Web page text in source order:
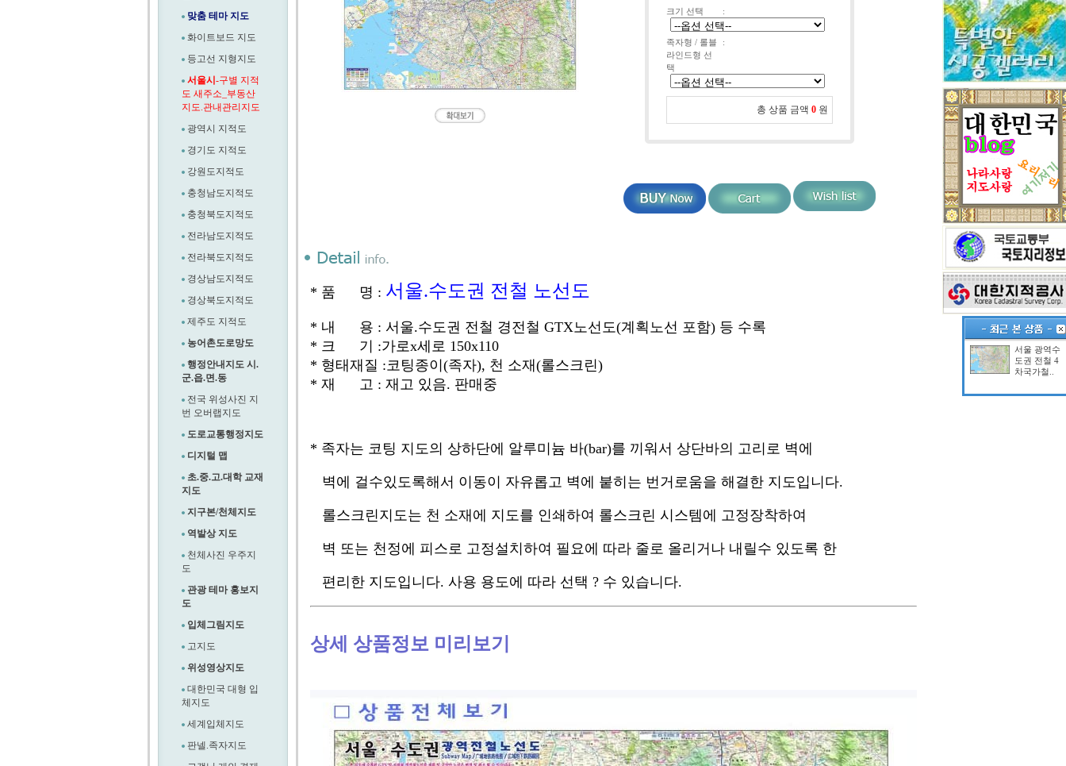
맞춤 테마 지도
화이트보드 지도
등고선 지형지도
서울시 -구별 지적
도 새주소_부동산
지도.관내관리지도
광역시 지적도
경기도 지적도
강원도지적도
충청남도지적도
충청북도지적도
전라남도지적도
전라북도지적도
경상남도지적도
경상북도지적도
제주도 지적도
농어촌도로망도
행정안내지도 시.
군.읍.면.동
전국 위성사진 지
번 오버랩지도
도로교통행정지도
디지털 맵
초.중.고.대학 교재
지도
지구본/천체지도
역발상 지도
천체사진 우주지
도
관광 테마 홍보지
도
입체그림지도
고지도
위성영상지도
대한민국 대형 입
체지도
세계입체지도
판넬.족자지도
크기 선택 :
족자형 / 롤블
라인드형 선
택
:
총 상품 금액 0 원
* 품 명 : 서울.수도권 전철 노선도
* 내 용 : 서울.수도권 전철 경전철 GTX노선도(계획노선 포함) 등 수록
* 크 기 :가로x세로 150x110
* 형태재질 :코팅종이(족자), 천 소재(롤스크린)
* 재 고 : 재고 있음. 판매중
* 족자는 코팅 지도의 상하단에 알루미늄 바(bar)를 끼워서 상단바의 고리로 벽에
벽에 걸수있도록해서 이동이 자유롭고 벽에 붙히는 번거로움을 해결한 지도입니다.
롤스크린지도는 천 소재에 지도를 인쇄하여 롤스크린 시스템에 고정장착하여
벽 또는 천정에 피스로 고정설치하여 필요에 따라 줄로 올리거나 내릴수 있도록 한
편리한 지도입니다. 사용 용도에 따라 선택 ? 수 있습니다.
상세 상품정보 미리보기
서울 광역수
도권 전철 4
차국가철..